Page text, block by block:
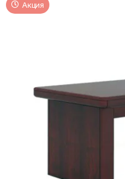
Акция